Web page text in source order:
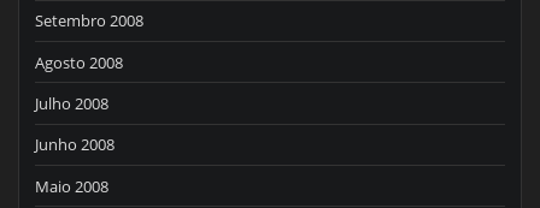
Setembro 2008
Agosto 2008
Julho 2008
Junho 2008
Maio 2008